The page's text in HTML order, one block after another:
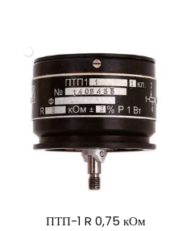
ПТП-1 R 0,75 кОм